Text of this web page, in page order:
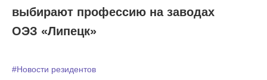
выбирают профессию на заводах
ОЭЗ «Липецк»
#Новости резидентов